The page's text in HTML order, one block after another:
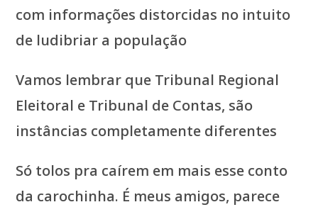
com informações distorcidas no intuito
de ludibriar a população
Vamos lembrar que Tribunal Regional
Eleitoral e Tribunal de Contas, são
instâncias completamente diferentes
Só tolos pra caírem em mais esse conto
da carochinha. É meus amigos, parece